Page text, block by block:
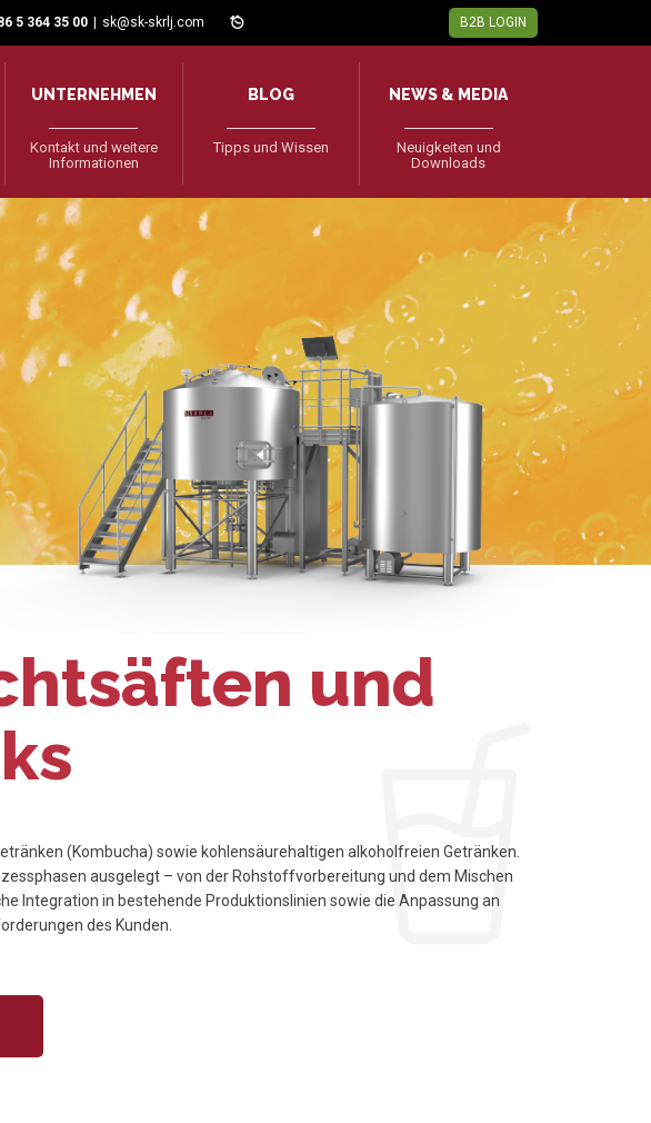
5 364 35 00 sk@sk-skrlj.com B2B LOGIN
UNTERNEHMEN
Kontakt und weitere
Informationen
BLOG
Tipps und Wissen
NEWS & MEDIA
Neuigkeiten und
Downloads
und
(Kombucha) sowie kohlensäurehaltigen alkoholfreien Getränken.
ausgelegt – von der Rohstoffvorbereitung und dem Mischen
Integration in bestehende Produktionslinien sowie die Anpassung an
des Kunden.